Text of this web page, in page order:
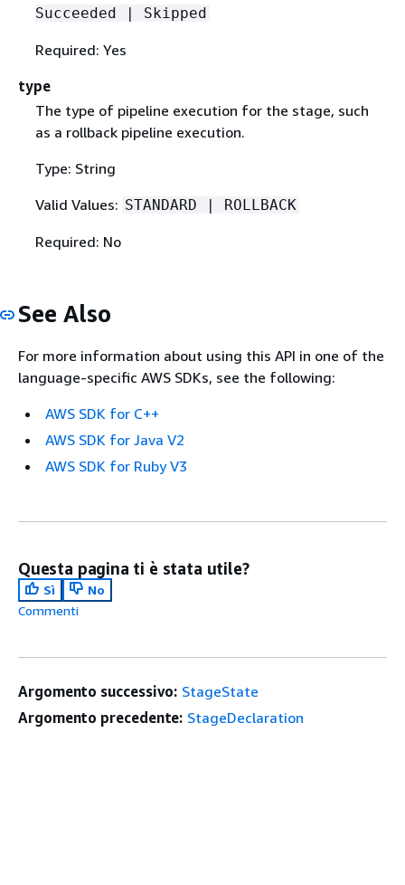
Succeeded | Skipped
Required: Yes
type
The type of pipeline execution for the stage, such
as a rollback pipeline execution.
Type: String
Valid Values: STANDARD | ROLLBACK
Required: No
See Also
For more information about using this API in one of the
language-specific AWS SDKs, see the following:
AWS SDK for C++
AWS SDK for Java V2
AWS SDK for Ruby V3
Questa pagina ti è stata utile?
Sì
No
Commenti
Argomento successivo: StageState
Argomento precedente: StageDeclaration